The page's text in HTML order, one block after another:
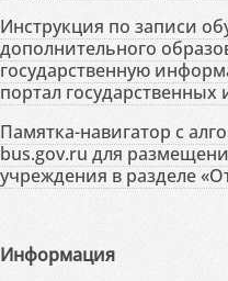
Инструкция по записи
дополнительного
государственную
портал
Памятка-навигатор с
bus.gov.ru для
учреждения в разделе
Информация